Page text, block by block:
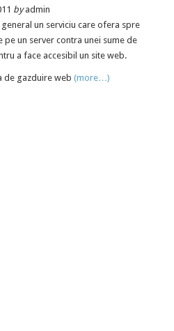
byadmin
un serviciu care ofera spre
un server contra unei sume de
a face accesibil un site web.
de gazduire web (more…)